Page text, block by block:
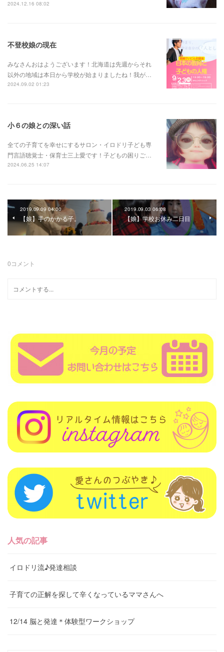
2024.12.16 08:02
不登校娘の現在
みなさんおはようございます！北海道は先週からそれ
以外の地域は本日から学校が始まりましたね！我が…
2024.09.02 01:23
小６の娘との深い話
全ての子育てを幸せにするサロン・イロドリ子ども専
門言語聴覚士・保育士三上愛です！子どもの困りご…
2024.06.25 14:07
2019.09.09 04:00
【娘】手のかかる子。
2019.09.03 06:08
【娘】学校お休み二日目
0コメント
人気の記事
イロドリ流♪発達相談
子育ての正解を探して辛くなっているママさんへ
12/14 脳と発達＊体験型ワークショップ